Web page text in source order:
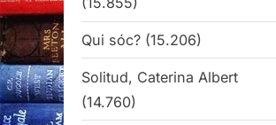
Qui sóc? (15.206)
Solitud, Caterina Albert
(14.760)